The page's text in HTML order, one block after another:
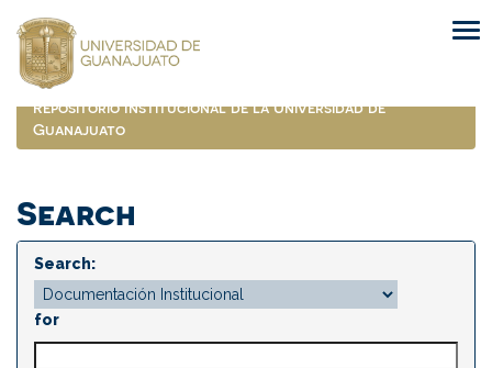
navigation
Repositorio Institucional de la Universidad de
Guanajuato
Search
Search:
for